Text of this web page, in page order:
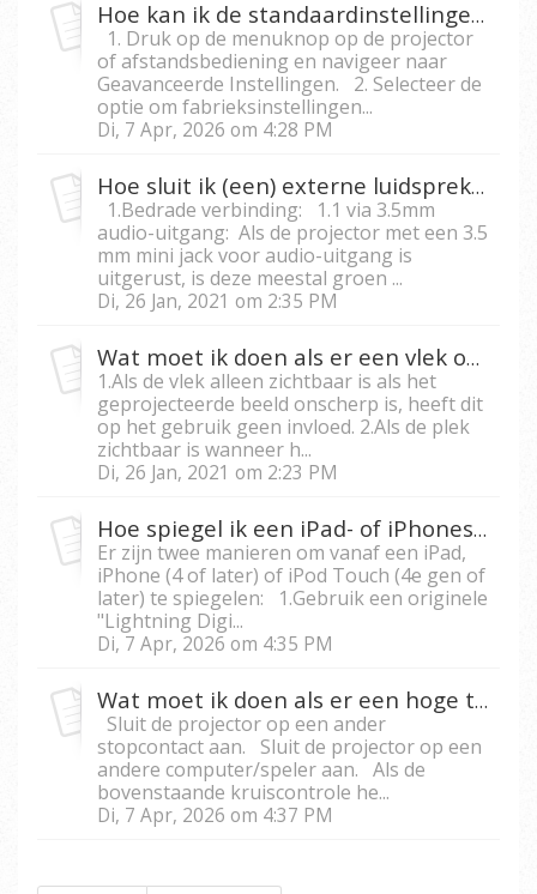
Hoe kan ik de standaardinstellingen op een projector herstellen?
1. Druk op de menuknop op de projector
of afstandsbediening en navigeer naar
Geavanceerde Instellingen. 2. Selecteer de
optie om fabrieksinstellingen...
Di, 7 Apr, 2026 om 4:28 PM
Hoe sluit ik (een) externe luidspreker(s) op mijn projector aan?
1.Bedrade verbinding: 1.1 via 3.5mm
audio-uitgang: Als de projector met een 3.5
mm mini jack voor audio-uitgang is
uitgerust, is deze meestal groen ...
Di, 26 Jan, 2021 om 2:35 PM
Wat moet ik doen als er een vlek op het geprojecteerde beeld zit?
1.Als de vlek alleen zichtbaar is als het
geprojecteerde beeld onscherp is, heeft dit
op het gebruik geen invloed. 2.Als de plek
zichtbaar is wanneer h...
Di, 26 Jan, 2021 om 2:23 PM
Hoe spiegel ik een iPad- of iPhonescherm via een projector?
Er zijn twee manieren om vanaf een iPad,
iPhone (4 of later) of iPod Touch (4e gen of
later) te spiegelen: 1.Gebruik een originele
"Lightning Digi...
Di, 7 Apr, 2026 om 4:35 PM
Wat moet ik doen als er een hoge toon uit de projector komt?
Sluit de projector op een ander
stopcontact aan. Sluit de projector op een
andere computer/speler aan. Als de
bovenstaande kruiscontrole he...
Di, 7 Apr, 2026 om 4:37 PM